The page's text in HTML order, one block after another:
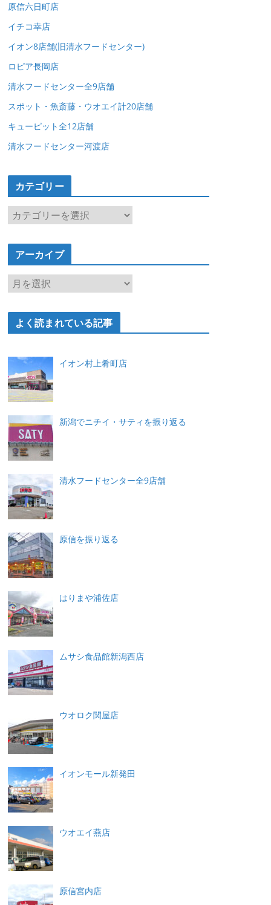
原信六日町店
イチコ幸店
イオン8店舗(旧清水フードセンター)
ロピア長岡店
清水フードセンター全9店舗
スポット・魚斎藤・ウオエイ計20店舗
キューピット全12店舗
清水フードセンター河渡店
カテゴリー
カ
ゴ
ー
アーカイブ
ア
カ
よく読まれている記事
イオン村上肴町店
新潟でニチイ・サティを振り返る
清水フードセンター全9店舗
原信を振り返る
はりまや浦佐店
ムサシ食品館新潟西店
ウオロク関屋店
イオンモール新発田
ウオエイ燕店
原信宮内店